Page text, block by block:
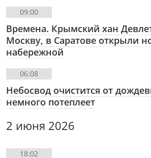
09:00
Времена. Крымский хан
Москву, в Саратове открыли
набережной
06:08
Небосвод очистится от
немного потеплеет
2 июня 2026
18:02